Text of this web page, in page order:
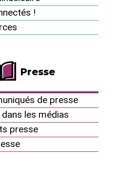
!
Presse
de presse
dans les médias
presse
par l’iode 131 en Europe
!
: agissez contre l’omerta de
du 26 avril : Chernobyl Day